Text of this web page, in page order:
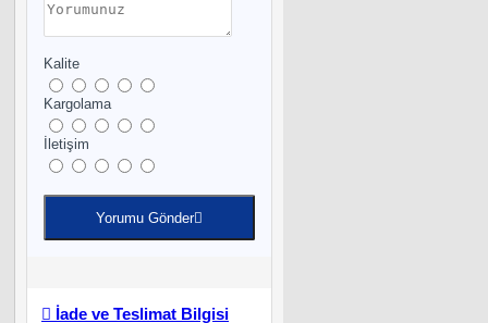
Kalite
Kargolama
İletişim
Yorumu Gönder
İade ve Teslimat Bilgisi